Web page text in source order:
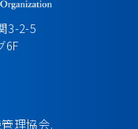
3-2-5
6F
理協会.